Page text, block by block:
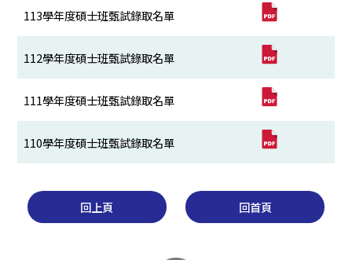
113學年度碩士班甄試錄取名單
112學年度碩士班甄試錄取名單
111學年度碩士班甄試錄取名單
110學年度碩士班甄試錄取名單
回上頁 回首頁